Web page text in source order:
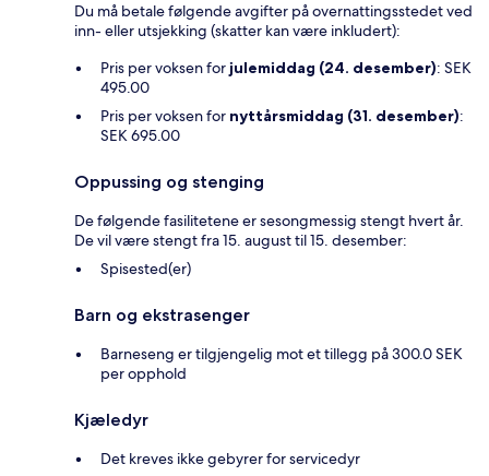
Du må betale følgende avgifter på overnattingsstedet ved
inn- eller utsjekking (skatter kan være inkludert):
Pris per voksen forjulemiddag (24. desember): SEK
495.00
Pris per voksen for nyttårsmiddag (31. desember):
SEK 695.00
Oppussing og stenging
De følgende fasilitetene er sesongmessig stengt hvert år.
De vil være stengt fra 15. august til 15. desember:
Spisested(er)
Barn og ekstrasenger
Barneseng er tilgjengelig mot et tillegg på 300.0 SEK
per opphold
Kjæledyr
Det kreves ikke gebyrer for servicedyr